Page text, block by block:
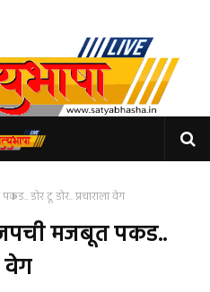
डोर टू डोर.. प्रचाराला वेग
मजबूत पकड..
वेग